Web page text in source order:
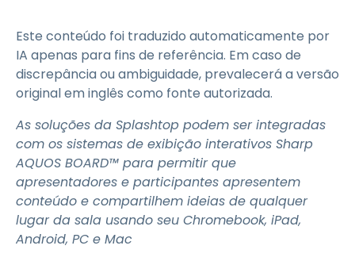
Este conteúdo foi traduzido automaticamente por
IA apenas para fins de referência. Em caso de
discrepância ou ambiguidade, prevalecerá a versão
original em inglês como fonte autorizada.
As soluções da Splashtop podem ser integradas
com os sistemas de exibição interativos Sharp
AQUOS BOARD™ para permitir que
apresentadores e participantes apresentem
conteúdo e compartilhem ideias de qualquer
lugar da sala usando seu Chromebook, iPad,
Android, PC e Mac